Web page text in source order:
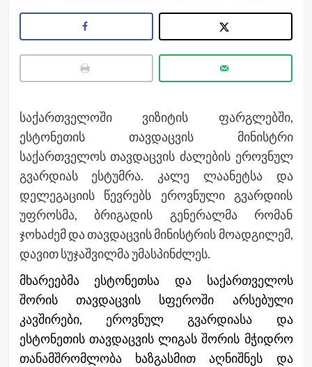
საქართველოში ვიზიტის ფარგლებში,
ესტონეთის თავდაცვის მინისტრი
საქართველოს თავდაცვის ძალების ეროვნულ
გვარდიას ესტუმრა. კალე ლაანეტსა და
დელეგაციის წევრებს ეროვნული გვარდიის
უფროსმა, ბრიგადის გენერალმა რომან
ჯოხაძემ და თავდაცვის მინისტრის მოადგილემ,
დავით სუჯაშვილმა უმასპინძლეს.
მხარეებმა ესტონეთსა და საქართველოს
შორის თავდაცვის სფეროში არსებული
კავშირები, ეროვნულ გვარდიასა და
ესტონეთის თავდაცვის ლიგას შორის მჭიდრო
თანამშრომლობა ხაზგასმით აღნიშნეს და